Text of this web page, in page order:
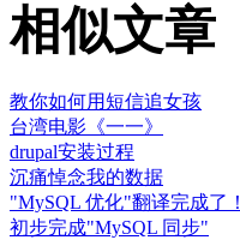
相似文章
教你如何用短信追女孩
台湾电影《一一》
drupal安装过程
沉痛悼念我的数据
"MySQL 优化"翻译完成了！
初步完成"MySQL 同步"